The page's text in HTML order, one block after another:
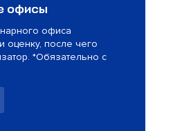
офисы
офиса
оценку, после чего
*Обязательно с